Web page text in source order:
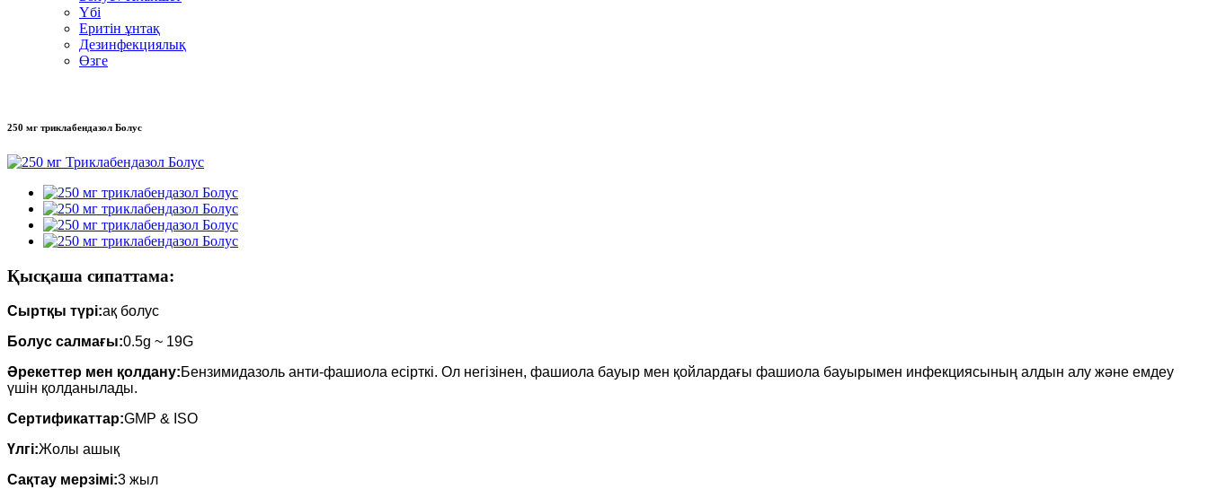
Үбі
Еритін ұнтақ
Дезинфекциялық
Өзге
250 мг триклабендазол Болус
Қысқаша сипаттама:
Сыртқы түрі:ақ болус
Болус салмағы:0.5g ~ 19G
Әрекеттер мен қолдану:Бензимидазоль анти-фашиола есірткі. Ол негізінен, фашиола бауыр мен қойлардағы фашиола бауырымен инфекциясының алдын алу және емдеу
үшін қолданылады.
Сертификаттар:GMP & ISO
Үлгі:Жолы ашық
Сақтау мерзімі:3 жыл